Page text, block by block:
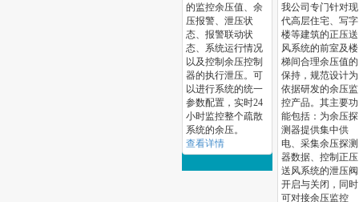
的监控余压值、余
压报警、泄压状
态、报警联动状
态、系统运行情况
以及控制余压控制
器的执行泄压。可
以进行系统的统一
参数配置，实时24
小时监控整个疏散
系统的余压。
查看详情
我公司专门针对现
代高层住宅、写字
楼等建筑的正压送
风系统的前室及楼
梯间合理余压值的
保持，规范设计为
依据研发的余压监
控产品。其主要功
能包括：为余压探
测器提供集中供
电、采集余压探测
器数据、控制正压
送风系统的泄压阀
开启与关闭，同时
可对接余压监控